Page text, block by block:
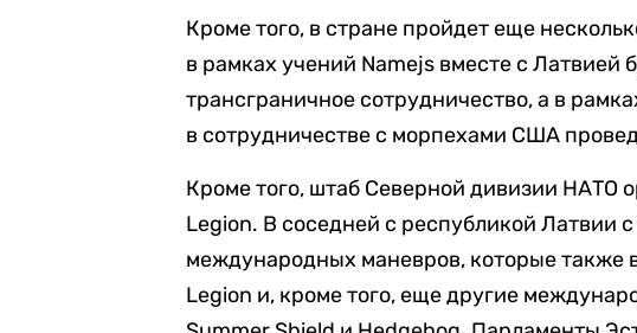
Кроме того, в стране пройдет еще
в рамках учений Namejs вместе с Латвией
трансграничное сотрудничество, а в
в сотрудничестве с морпехами США
Кроме того, штаб Северной дивизии НАТО
Legion. В соседней с республикой Латвии
международных маневров, которые также
Legion и, кроме того, еще другие